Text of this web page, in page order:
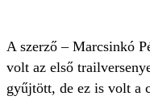
A szerző – Marcsinkó
volt az első
gyűjtött, de ez is volt a